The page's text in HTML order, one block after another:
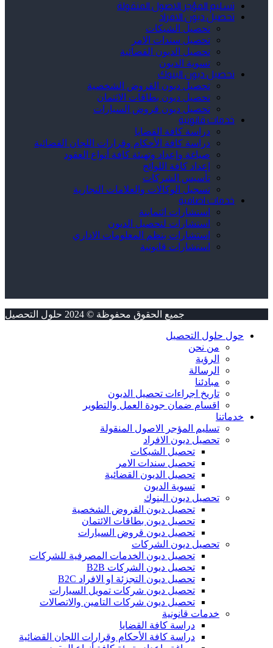
تسليم المؤجر الاصول المنقولة
تحصيل ديون الافراد
تحصيل الشيكات
تحصيل سندات الامر
تحصيل الديون القضائية
تسوية الديون
تحصيل ديون البنوك
تحصيل ديون القروض الشخصية
تحصيل ديون بطاقات الائتمان
تحصيل ديون قروض السيارات
خدمات قانونية
دراسة كافة القضايا
دراسة كافة الأحكام وقرارات اللجان القضائية
صياغة وإعداد وتهيئة كافة أنواع العقود
إعداد كافة اللوائح
تأسيس الشركات
تسجيل الوكالات والعلامات التجارية
خدمات اضافية
استشارات ائتماينة
استشارات لتحصيل الديون
استشارات بنظم المعلومات الاداري
استشارات قانونية
جميع الحقوق محفوظة © 2024 حلول التحصيل
حول حلول التحصيل
من نحن
الرؤية
الرسالة
مبادئنا
تاريخ اجراءات تحصيل الديون
اقسام ضمان جودة العمل والتطوير
خدماتنا
تسليم المؤجر الاصول المنقولة
تحصيل ديون الافراد
تحصيل الشيكات
تحصيل سندات الامر
تحصيل الديون القضائية
تسوية الديون
تحصيل ديون البنوك
تحصيل ديون القروض الشخصية
تحصيل ديون بطاقات الائتمان
تحصيل ديون قروض السيارات
تحصيل ديون الشركات
تحصيل ديون الخدمات المصرفية للشركات
تحصيل ديون الشركات B2B
تحصيل ديون التجزئة او الافراد B2C
تحصيل ديون شركات تمويل السيارات
تحصيل ديون شركات التامين والاتصالات
خدمات قانونية
دراسة كافة القضايا
دراسة كافة الأحكام وقرارات اللجان القضائية